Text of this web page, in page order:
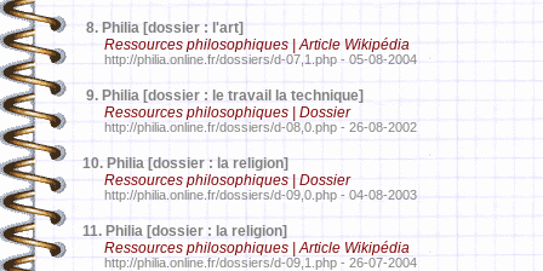
8. Philia [dossier : l'art]
Ressources philosophiques | Article Wikipédia
http://philia.online.fr/dossiers/d-07,1.php - 05-08-2004
9. Philia [dossier : le travail la technique]
Ressources philosophiques | Dossier
http://philia.online.fr/dossiers/d-08,0.php - 26-08-2002
10. Philia [dossier : la religion]
Ressources philosophiques | Dossier
http://philia.online.fr/dossiers/d-09,0.php - 04-08-2003
11. Philia [dossier : la religion]
Ressources philosophiques | Article Wikipédia
http://philia.online.fr/dossiers/d-09,1.php - 26-07-2004